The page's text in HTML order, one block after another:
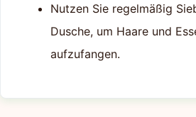
Nutzen Sie regelmäßig
Dusche, um Haare und
aufzufangen.